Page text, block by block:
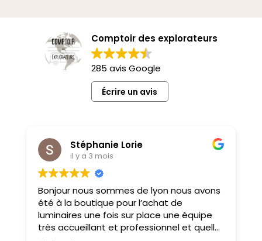
Comptoir des explorateurs
285 avis Google
Écrire un avis
Stéphanie Lorie
il y a 3 mois
Bonjour nous sommes de lyon nous avons
été à la boutique pour l’achat de
luminaires une fois sur place une équipe
très accueillant et professionnel et quelle